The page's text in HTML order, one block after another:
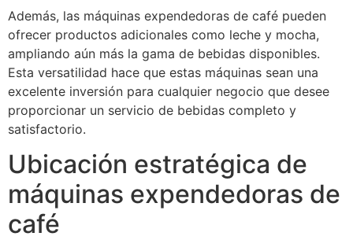
Además, las máquinas expendedoras de café pueden
ofrecer productos adicionales como leche y mocha,
ampliando aún más la gama de bebidas disponibles.
Esta versatilidad hace que estas máquinas sean una
excelente inversión para cualquier negocio que desee
proporcionar un servicio de bebidas completo y
satisfactorio.
Ubicación estratégica de
máquinas expendedoras de
café